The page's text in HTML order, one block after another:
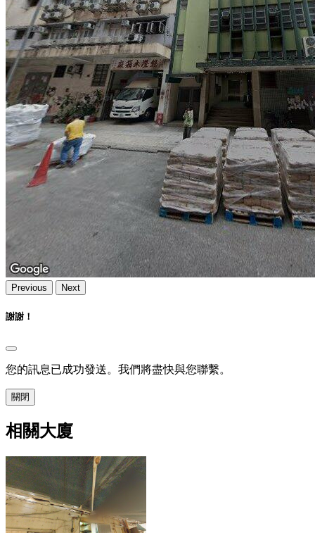
Previous Next
謝謝！
您的訊息已成功發送。我們將盡快與您聯繫。
關閉
相關大廈